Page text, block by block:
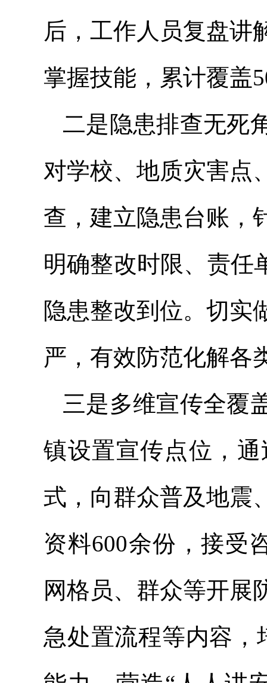
后，工作人员复盘讲
掌握技能，累计覆盖
二是隐患排查无死
对学校、地质灾害点
查，建立隐患台账，
明确整改时限、责任
隐患整改到位。切实
严，有效防范化解各
三是多维宣传全覆
镇设置宣传点位，
式，向群众普及地震
资料600余份，接受
网格员、群众等开展
急处置流程等内容，